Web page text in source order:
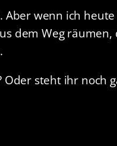
wenn ich
dem Weg
steht ihr noch